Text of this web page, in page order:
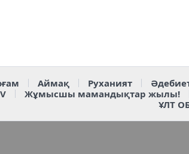
Аймақ Руханият
Жұмысшы мамандықтар жылы!
ҰЛТ